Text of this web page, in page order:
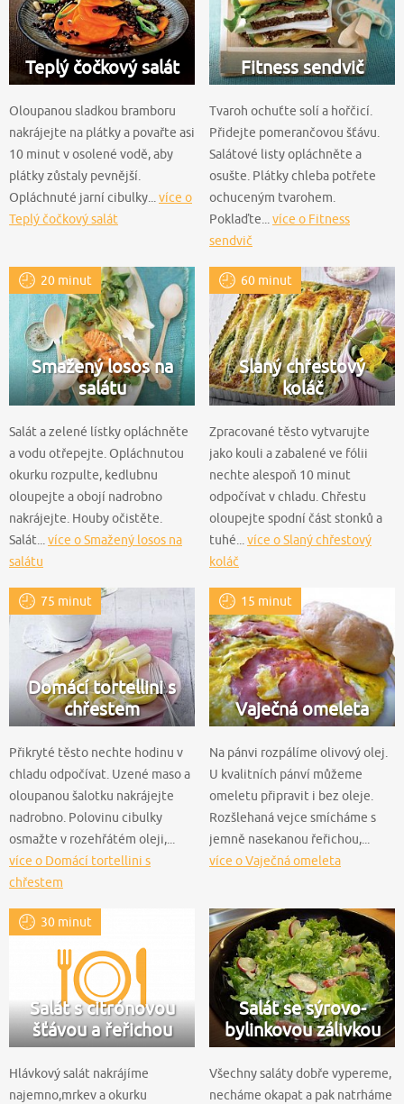
Teplý čočkový salát
Oloupanou sladkou bramboru
nakrájejte na plátky a povařte asi
10 minut v osolené vodě, aby
plátky zůstaly pevnější.
Opláchnuté jarní cibulky... více o
Teplý čočkový salát
Fitness sendvič
Tvaroh ochuťte solí a hořčicí.
Přidejte pomerančovou šťávu.
Salátové listy opláchněte a
osušte. Plátky chleba potřete
ochuceným tvarohem.
Poklaďte... více o Fitness
sendvič
20 minut
Smažený losos na
salátu
Salát a zelené lístky opláchněte
a vodu otřepejte. Opláchnutou
okurku rozpulte, kedlubnu
oloupejte a obojí nadrobno
nakrájejte. Houby očistěte.
Salát... více o Smažený losos na
salátu
60 minut
Slaný chřestový
koláč
Zpracované těsto vytvarujte
jako kouli a zabalené ve fólii
nechte alespoň 10 minut
odpočívat v chladu. Chřestu
oloupejte spodní část stonků a
tuhé... více o Slaný chřestový
koláč
75 minut
Domácí tortellini s
chřestem
Přikryté těsto nechte hodinu v
chladu odpočívat. Uzené maso a
oloupanou šalotku nakrájejte
nadrobno. Polovinu cibulky
osmažte v rozehřátém oleji,...
více o Domácí tortellini s
chřestem
15 minut
Vaječná omeleta
Na pánvi rozpálíme olivový olej.
U kvalitních pánví můžeme
omeletu připravit i bez oleje.
Rozšlehaná vejce smícháme s
jemně nasekanou řeřichou,...
více o Vaječná omeleta
30 minut
Salát s citrónovou
šťávou a řeřichou
Hlávkový salát nakrájíme
najemno,mrkev a okurku
Salát se sýrovo-
bylinkovou zálivkou
Všechny saláty dobře vypereme,
necháme okapat a pak natrháme